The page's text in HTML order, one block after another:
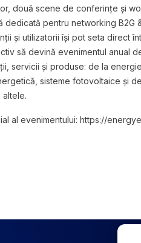
două scene de conferințe și
pentru networking B2G
și utilizatorii își pot seta direct
să devină evenimentul anual
servicii și produse: de la
sisteme fotovoltaice și
altele.
al evenimentului: https://